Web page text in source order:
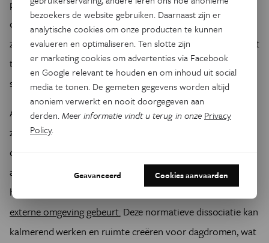
posts kijken en elke post bestaat uit drie video's die tegelijk
op één scherm worden afgespeeld, dan is dat een heleboel
zintuiglijke input. Het consumeren van sludge content in dit
tempo kan ervoor zorgen dat ze een enorme hoeveelheid
stimulatie nodig hebben om hun aandacht erbij te houden.
Andere onderzoekers merken op dat sludge content kan
zorgen voor omgevingen die ideaal zijn voor normatieve
dissociatie. Het kan ons brein met andere woorden op de
automatische piloot zetten. Als iemand al zijn energie op
het scherm richt,
merkt hij niks meer van wat er in zijn
externe omgeving gebeurt. Deze normatieve dissociatie kan
kalmerend werken en ruimte creëren voor dagdromen, wat
bezoekers de website gebruiken. Daarnaast zijn er
analytische cookies om onze producten te kunnen
evalueren en optimaliseren. Ten slotte zijn
er marketing cookies om advertenties via Facebook
en Google relevant te houden en om inhoud uit social
media te tonen. De gemeten gegevens worden altijd
anoniem verwerkt en nooit doorgegeven aan
derden.Meer informatie vindt u terug in onze Privacy
Policy.
Geavanceerd Cookies aanvaarden